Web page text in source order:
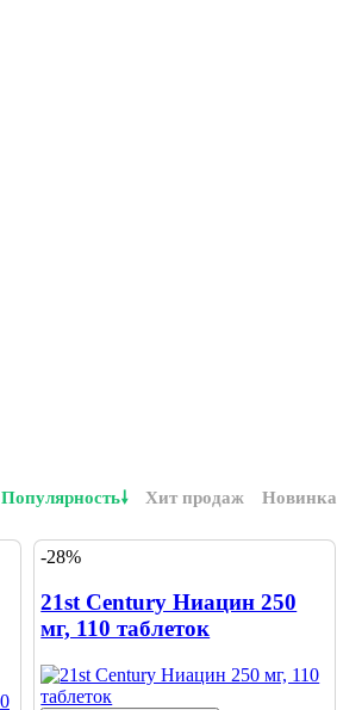
Популярность Хит продаж Новинка
-28%
21st Century Ниацин 250
мг, 110 таблеток